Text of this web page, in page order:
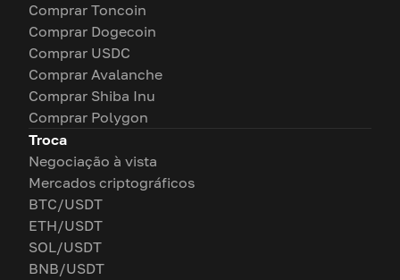
Comprar Toncoin
Comprar Dogecoin
Comprar USDC
Comprar Avalanche
Comprar Shiba Inu
Comprar Polygon
Troca
Negociação à vista
Mercados criptográficos
BTC/USDT
ETH/USDT
SOL/USDT
BNB/USDT